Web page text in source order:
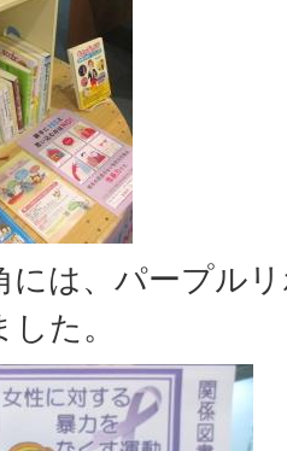
には、パープル
た。